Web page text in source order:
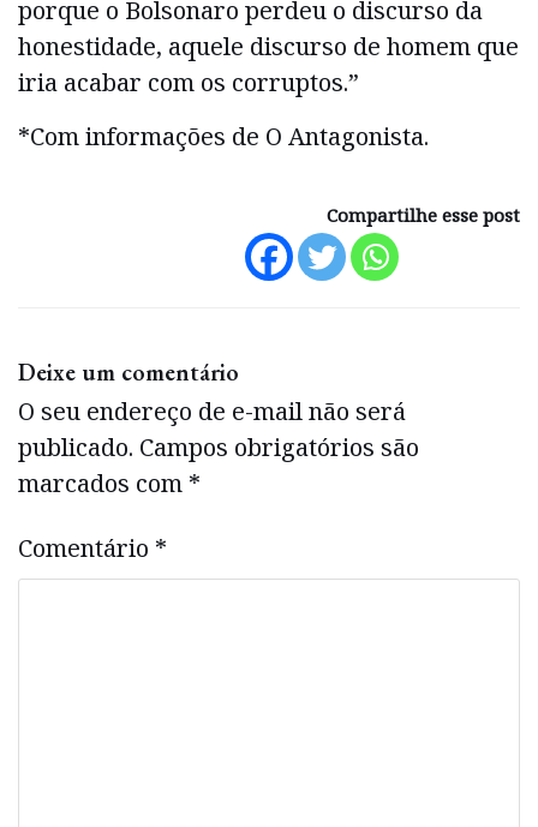
porque o Bolsonaro perdeu o discurso da
honestidade, aquele discurso de homem que
iria acabar com os corruptos.”
*Com informações de O Antagonista.
Compartilhe esse post
Deixe um comentário
O seu endereço de e-mail não será
publicado. Campos obrigatórios são
marcados com *
Comentário *